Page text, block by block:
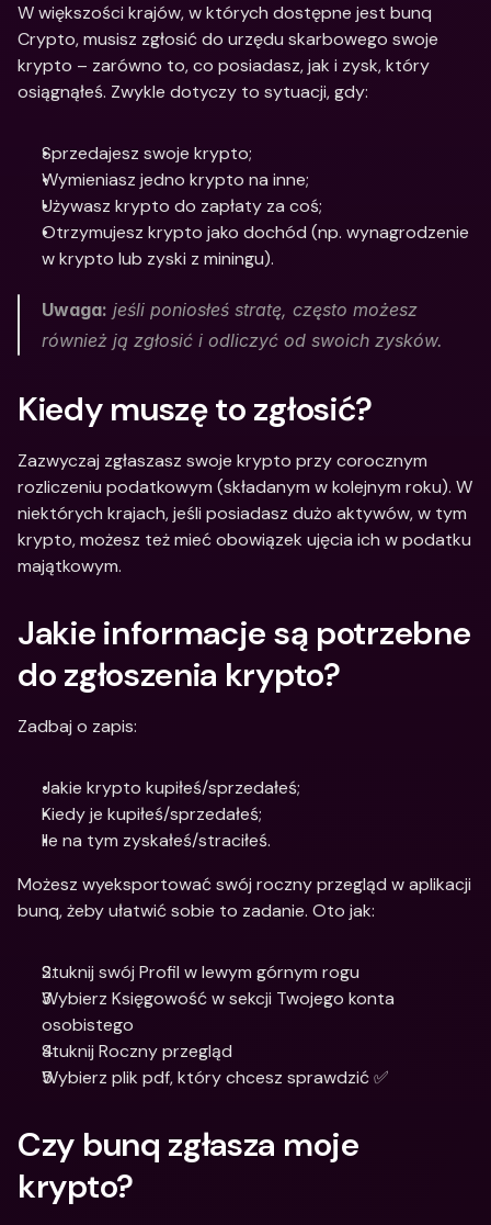
W większości krajów, w których dostępne jest bunq
Crypto, musisz zgłosić do urzędu skarbowego swoje
krypto – zarówno to, co posiadasz, jak i zysk, który
osiągnąłeś. Zwykle dotyczy to sytuacji, gdy:
Sprzedajesz swoje krypto;
Wymieniasz jedno krypto na inne;
Używasz krypto do zapłaty za coś;
Otrzymujesz krypto jako dochód (np. wynagrodzenie
w krypto lub zyski z miningu).
Uwaga: jeśli poniosłeś stratę, często możesz
również ją zgłosić i odliczyć od swoich zysków.
Kiedy muszę to zgłosić?
Zazwyczaj zgłaszasz swoje krypto przy corocznym
rozliczeniu podatkowym (składanym w kolejnym roku). W
niektórych krajach, jeśli posiadasz dużo aktywów, w tym
krypto, możesz też mieć obowiązek ujęcia ich w podatku
majątkowym.
Jakie informacje są potrzebne
do zgłoszenia krypto?
Zadbaj o zapis:
Jakie krypto kupiłeś/sprzedałeś;
Kiedy je kupiłeś/sprzedałeś;
Ile na tym zyskałeś/straciłeś.
Możesz wyeksportować swój roczny przegląd w aplikacji
bunq, żeby ułatwić sobie to zadanie. Oto jak:
Stuknij swój Profil w lewym górnym rogu
Wybierz Księgowość w sekcji Twojego konta
osobistego
Stuknij Roczny przegląd
Wybierz plik pdf, który chcesz sprawdzić ✅
Czy bunq zgłasza moje
krypto?